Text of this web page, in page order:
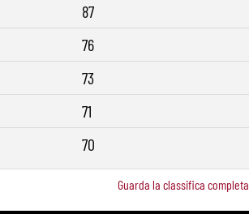
87
76
73
71
70
Guarda la classifica completa